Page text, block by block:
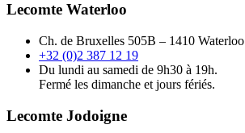
Lecomte Waterloo
Ch. de Bruxelles 505B – 1410 Waterloo
+32 (0)2 387 12 19
Du lundi au samedi de 9h30 à 19h.
Fermé les dimanche et jours fériés.
Lecomte Jodoigne